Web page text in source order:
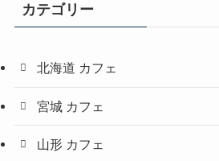
カテゴリー
北海道 カフェ
宮城 カフェ
山形 カフェ